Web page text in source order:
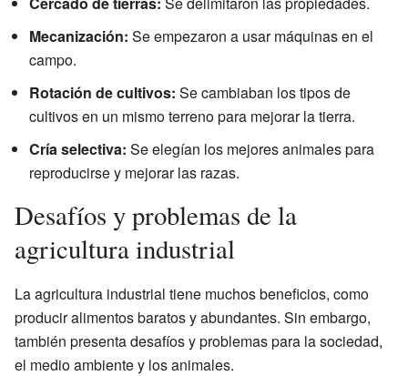
Mecanización: Se empezaron a usar máquinas en el
campo.
Rotación de cultivos: Se cambiaban los tipos de
cultivos en un mismo terreno para mejorar la tierra.
Cría selectiva: Se elegían los mejores animales para
reproducirse y mejorar las razas.
Desafíos y problemas de la
agricultura industrial
La agricultura industrial tiene muchos beneficios, como
producir alimentos baratos y abundantes. Sin embargo,
también presenta desafíos y problemas para la sociedad,
el medio ambiente y los animales.